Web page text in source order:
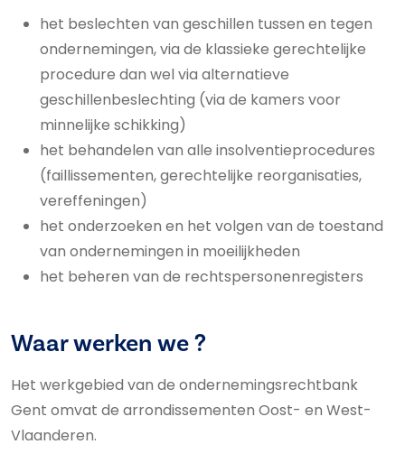
het beslechten van geschillen tussen en tegen
ondernemingen, via de klassieke gerechtelijke
procedure dan wel via alternatieve
geschillenbeslechting (via de kamers voor
minnelijke schikking)
het behandelen van alle insolventieprocedures
(faillissementen, gerechtelijke reorganisaties,
vereffeningen)
het onderzoeken en het volgen van de toestand
van ondernemingen in moeilijkheden
het beheren van de rechtspersonenregisters
Waar werken we ?
Het werkgebied van de ondernemingsrechtbank
Gent omvat de arrondissementen Oost- en West-
Vlaanderen.